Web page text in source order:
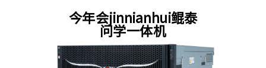
今年会jinnianhui鲲泰
问学一体机